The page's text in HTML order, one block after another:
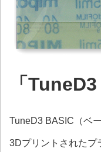
「
TuneD3 BASIC（ベ
3Dプリントされたプ